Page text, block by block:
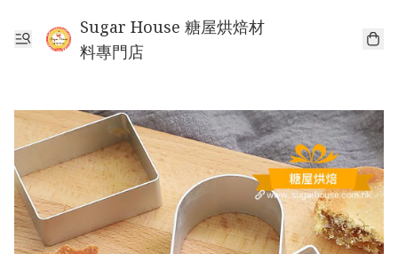
Sugar House 糖屋烘焙材
料專門店